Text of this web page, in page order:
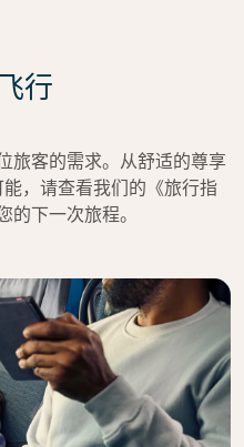
行
旅客的需求。从舒适的尊享
，请查看我们的《旅行指
的下一次旅程。